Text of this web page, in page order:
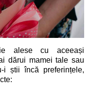
alese cu aceeași
dărui mamei tale sau
i știi încă preferințele,